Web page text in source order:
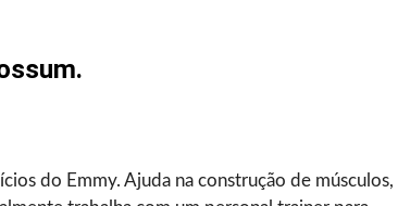
do Emmy. Ajuda na construção de músculos,